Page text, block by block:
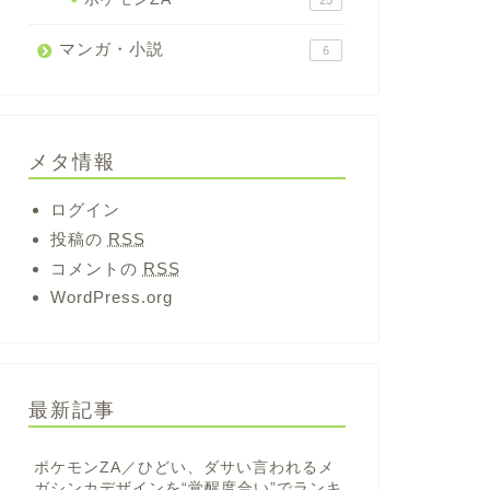
マンガ・小説 6
メタ情報
ログイン
投稿の RSS
コメントの RSS
WordPress.org
最新記事
ポケモンZA／ひどい、ダサい言われるメ